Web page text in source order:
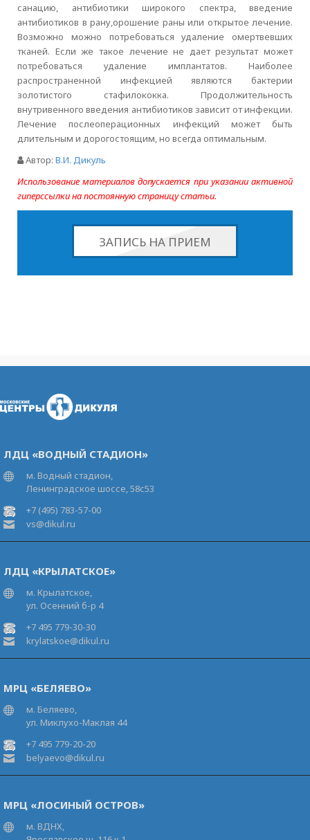
санацию, антибиотики широкого спектра, введение
антибиотиков в рану,орошение раны или открытое лечение.
Возможно можно потребоваться удаление омертвевших
тканей. Если же такое лечение не дает результат может
потребоваться удаление имплантатов. Наиболее
распространенной инфекцией являются бактерии
золотистого стафилококка. Продолжительность
внутривенного введения антибиотиков зависит от инфекции.
Лечение послеоперационных инфекций может быть
длительным и дорогостоящим, но всегда оптимальным.
Автор: В.И. Дикуль
Использование материалов допускается при указании активной
гиперссылки на постоянную страницу статьи.
ЗАПИСЬ НА ПРИЕМ
ЛДЦ «ВОДНЫЙ СТАДИОН»
м. Водный стадион,
Ленинградское шоссе, 58с53
+7 (495) 783-57-00
vs@dikul.ru
ЛДЦ «КРЫЛАТСКОЕ»
м. Крылатское,
ул. Осенний б-р 4
+7 495 779-30-30
krylatskoe@dikul.ru
МРЦ «БЕЛЯЕВО»
м. Беляево,
ул. Миклухо-Маклая 44
+7 495 779-20-20
belyaevo@dikul.ru
МРЦ «ЛОСИНЫЙ ОСТРОВ»
м. ВДНХ,